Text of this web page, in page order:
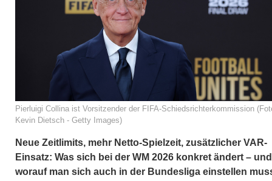
Pierluigi Collina ist Vorsitzender der FIFA-Schiedsrichterkommission
Kevin Dietsch - Getty Images)
Neue Zeitlimits, mehr Netto-Spielzeit, zusätzlicher VAR-
Einsatz: Was sich bei der WM 2026 konkret ändert – und
worauf man sich auch in der Bundesliga einstellen